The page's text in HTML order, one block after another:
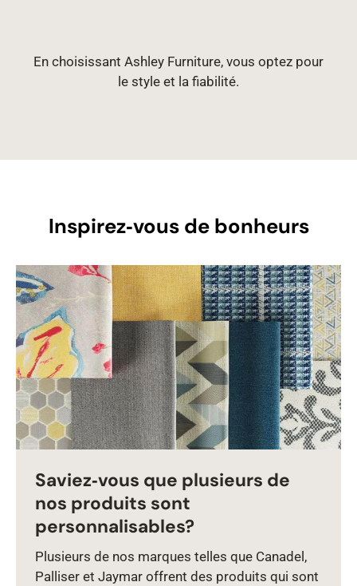
En choisissant Ashley Furniture, vous optez pour
le style et la fiabilité.
Inspirez‑vous de bonheurs
Saviez‑vous que plusieurs de
nos produits sont
personnalisables?
Plusieurs de nos marques telles que Canadel,
Palliser et Jaymar offrent des produits qui sont